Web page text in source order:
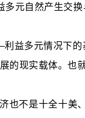
多元自然产生交
益多元情况下的
的现实载体。也
也不是十全十美